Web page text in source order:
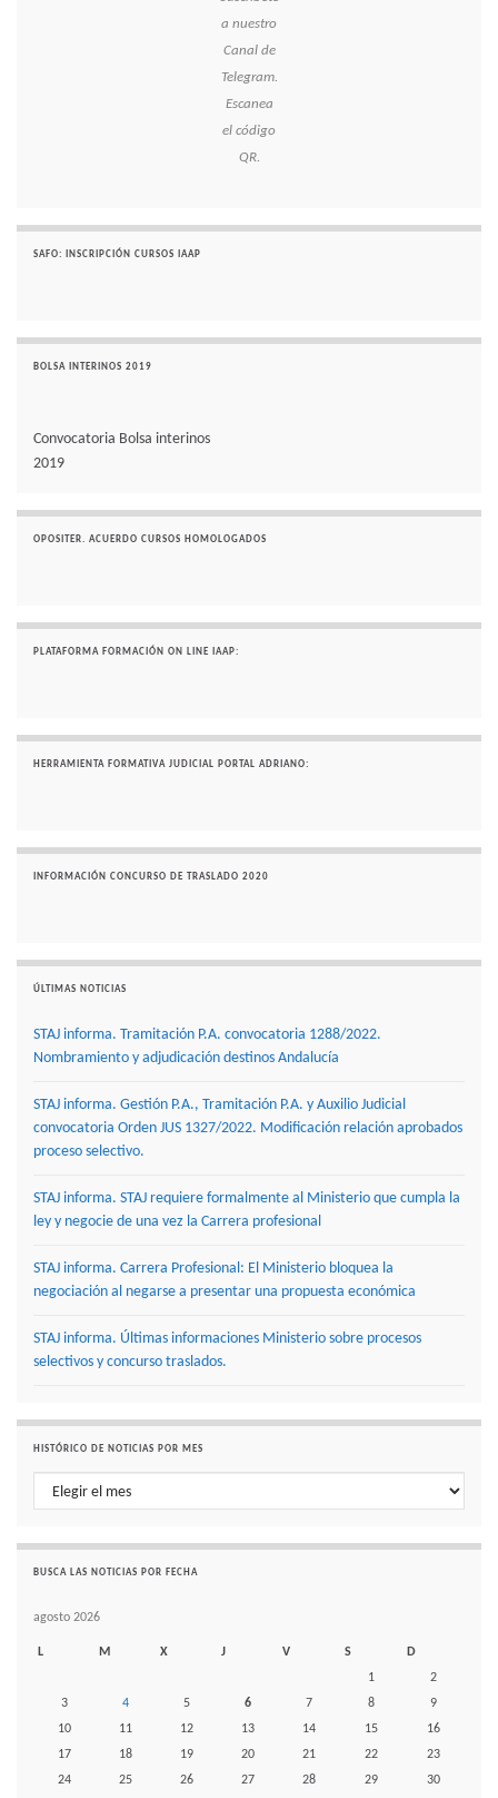
a nuestro
Canal de
Telegram.
Escanea
el código
QR.
SAFO: INSCRIPCIÓN CURSOS IAAP
BOLSA INTERINOS 2019
Convocatoria Bolsa interinos
2019
OPOSITER. ACUERDO CURSOS HOMOLOGADOS
PLATAFORMA FORMACIÓN ON LINE IAAP:
HERRAMIENTA FORMATIVA JUDICIAL PORTAL ADRIANO:
INFORMACIÓN CONCURSO DE TRASLADO 2020
ÚLTIMAS NOTICIAS
STAJ informa. Tramitación P.A. convocatoria 1288/2022.
Nombramiento y adjudicación destinos Andalucía
STAJ informa. Gestión P.A., Tramitación P.A. y Auxilio Judicial
convocatoria Orden JUS 1327/2022. Modificación relación aprobados
proceso selectivo.
STAJ informa. STAJ requiere formalmente al Ministerio que cumpla la
ley y negocie de una vez la Carrera profesional
STAJ informa. Carrera Profesional: El Ministerio bloquea la
negociación al negarse a presentar una propuesta económica
STAJ informa. Últimas informaciones Ministerio sobre procesos
selectivos y concurso traslados.
HISTÓRICO DE NOTICIAS POR MES
Histórico de noticias por mes
BUSCA LAS NOTICIAS POR FECHA
agosto 2026
L M X J V S
D
1
2
3
4 5 6 7 8
9
10
11 12 13 14 15
16
17
18 19 20 21 22
23
24
25 26 27 28 29
30